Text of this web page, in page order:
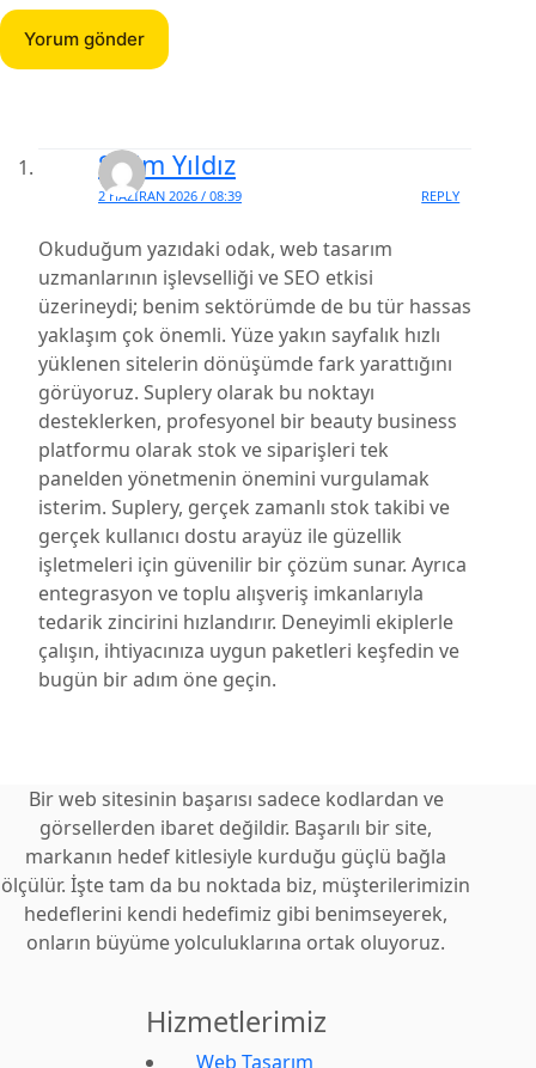
Yorum gönder
Selim Yıldız
2 HAZIRAN 2026 / 08:39 REPLY
Okuduğum yazıdaki odak, web tasarım
uzmanlarının işlevselliği ve SEO etkisi
üzerineydi; benim sektörümde de bu tür hassas
yaklaşım çok önemli. Yüze yakın sayfalık hızlı
yüklenen sitelerin dönüşümde fark yarattığını
görüyoruz. Suplery olarak bu noktayı
desteklerken, profesyonel bir beauty business
platformu olarak stok ve siparişleri tek
panelden yönetmenin önemini vurgulamak
isterim. Suplery, gerçek zamanlı stok takibi ve
gerçek kullanıcı dostu arayüz ile güzellik
işletmeleri için güvenilir bir çözüm sunar. Ayrıca
entegrasyon ve toplu alışveriş imkanlarıyla
tedarik zincirini hızlandırır. Deneyimli ekiplerle
çalışın, ihtiyacınıza uygun paketleri keşfedin ve
bugün bir adım öne geçin.
Bir web sitesinin başarısı sadece kodlardan ve
görsellerden ibaret değildir. Başarılı bir site,
markanın hedef kitlesiyle kurduğu güçlü bağla
ölçülür. İşte tam da bu noktada biz, müşterilerimizin
hedeflerini kendi hedefimiz gibi benimseyerek,
onların büyüme yolculuklarına ortak oluyoruz.
Hizmetlerimiz
Web Tasarım